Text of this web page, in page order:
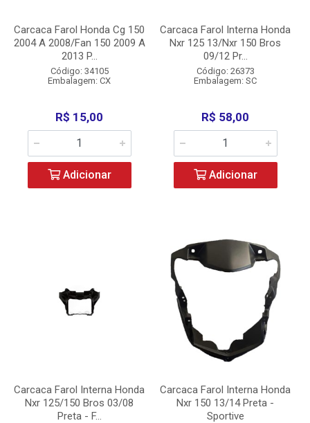
Carcaca Farol Honda Cg 150
2004 A 2008/Fan 150 2009 A
2013 P...
Código: 34105
Embalagem: CX
R$ 15,00
Adicionar
Carcaca Farol Interna Honda
Nxr 125 13/Nxr 150 Bros
09/12 Pr...
Código: 26373
Embalagem: SC
R$ 58,00
Adicionar
Carcaca Farol Interna Honda
Nxr 125/150 Bros 03/08
Preta - F...
Carcaca Farol Interna Honda
Nxr 150 13/14 Preta -
Sportive